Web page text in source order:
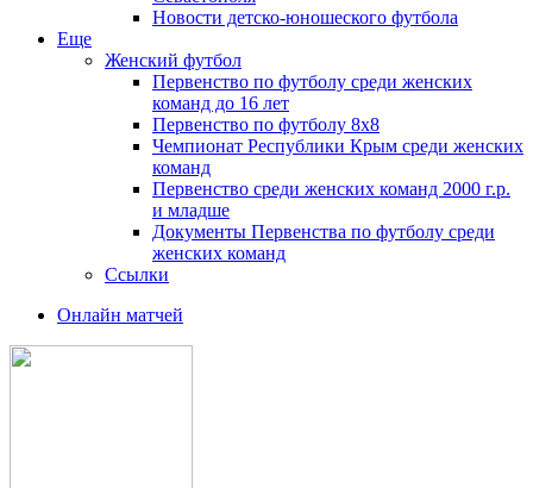
Новости детско-юношеского футбола
Еще
Женский футбол
Первенство по футболу среди женских
команд до 16 лет
Первенство по футболу 8х8
Чемпионат Республики Крым среди женских
команд
Первенство среди женских команд 2000 г.р.
и младше
Документы Первенства по футболу среди
женских команд
Ссылки
Онлайн матчей